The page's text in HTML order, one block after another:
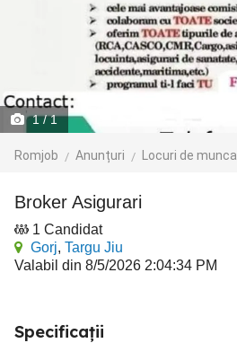
1/ 1
Romjob Anunțuri Locuri de munca
Broker Asigurari
1 Candidat
Gorj, Targu Jiu
Valabil din 8/5/2026 2:04:34 PM
Specificații